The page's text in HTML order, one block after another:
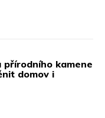
přírodního kamene
domov i